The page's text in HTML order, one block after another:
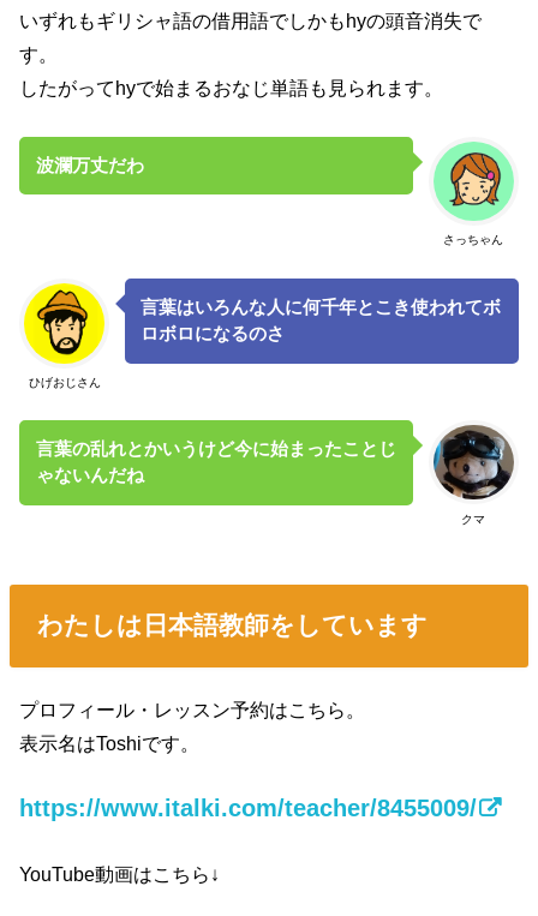
いずれもギリシャ語の借用語でしかもhyの頭音消失で
す。
したがってhyで始まるおなじ単語も見られます。
さっちゃん
波瀾万丈だわ
ひげおじさん
言葉はいろんな人に何千年とこき使われてボ
ロボロになるのさ
クマ
言葉の乱れとかいうけど今に始まったことじ
ゃないんだね
わたしは日本語教師をしています
プロフィール・レッスン予約はこちら。
表示名はToshiです。
https://www.italki.com/teacher/8455009/
YouTube動画はこちら↓